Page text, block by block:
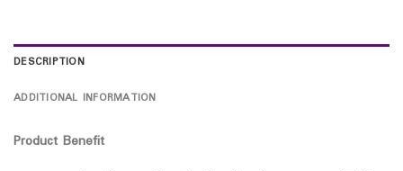
DESCRIPTION
ADDITIONAL INFORMATION
Product Benefit